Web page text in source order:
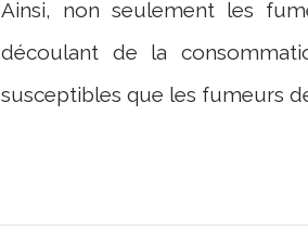
Ainsi, non seulement les
découlant de la
susceptibles que les fumeurs